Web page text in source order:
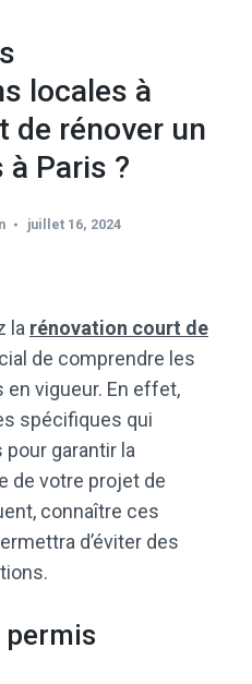
locales à
de rénover un
Paris ?
juillet 16, 2024
la rénovation court de
de comprendre les
vigueur. En effet,
spécifiques qui
garantir la
de votre projet de
connaître ces
d’éviter des